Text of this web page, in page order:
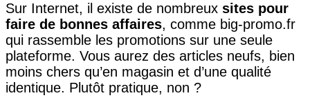
Sur Internet, il existe de nombreux sites pour
faire de bonnes affaires, comme big-promo.fr
qui rassemble les promotions sur une seule
plateforme. Vous aurez des articles neufs, bien
moins chers qu’en magasin et d’une qualité
identique. Plutôt pratique, non ?